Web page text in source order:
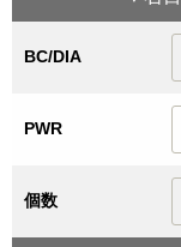
BC/DIA
PWR
個数